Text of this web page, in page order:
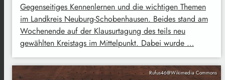
Gegenseitiges Kennenlernen und die wichtigen Themen
im Landkreis Neuburg-Schobenhausen. Beides stand am
Wochenende auf der Klausurtagung des teils neu
gewählten Kreistags im Mittelpunkt. Dabei wurde …
Rufus46@Wikimedia Commons